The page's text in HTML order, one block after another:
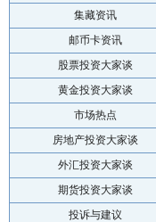
集藏资讯
邮币卡资讯
股票投资大家谈
黄金投资大家谈
市场热点
房地产投资大家谈
外汇投资大家谈
期货投资大家谈
投诉与建议